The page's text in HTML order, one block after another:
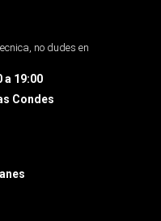
no dudes en
a 19:00
Condes